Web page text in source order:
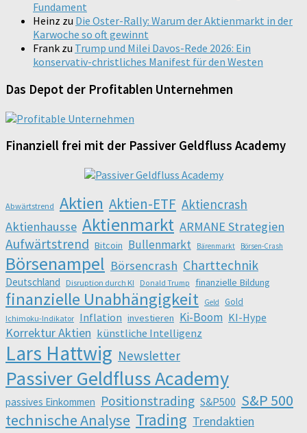
Fundament
Heinz zu Die Oster-Rally: Warum der Aktienmarkt in der
Karwoche so oft gewinnt
Frank zu Trump und Milei Davos-Rede 2026: Ein
konservativ-christliches Manifest für den Westen
Das Depot der Profitablen Unternehmen
Finanziell frei mit der Passiver Geldfluss Academy
Abwärtstrend Aktien Aktien-ETF Aktiencrash
Aktienhausse Aktienmarkt ARMANE Strategien
Aufwärtstrend Bitcoin Bullenmarkt Bärenmarkt Börsen-Crash
Börsenampel Börsencrash Charttechnik
Deutschland Disruption durch KI Donald Trump finanzielle Bildung
finanzielle Unabhängigkeit Geld Gold
Ichimoku-Indikator Inflation investieren Ki-Boom KI-Hype
Korrektur Aktien künstliche Intelligenz
Lars Hattwig Newsletter
Passiver Geldfluss Academy
passives Einkommen Positionstrading S&P500 S&P 500
technische Analyse Trading Trendaktien